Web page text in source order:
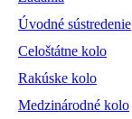
Úvodné sústredenie
Celoštátne kolo
Rakúske kolo
Medzinárodné kolo